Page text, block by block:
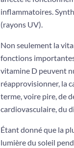
inflammatoires.
(rayons UV).
Non seulement la
fonctions
vitamine D peuvent
réapprovisionner, la
terme, voire pire, de
cardiovasculaire, du
Étant donné que la
lumière du soleil